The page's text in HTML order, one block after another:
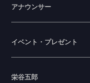
アナウンサー
イベント・プレゼント
栄谷五郎